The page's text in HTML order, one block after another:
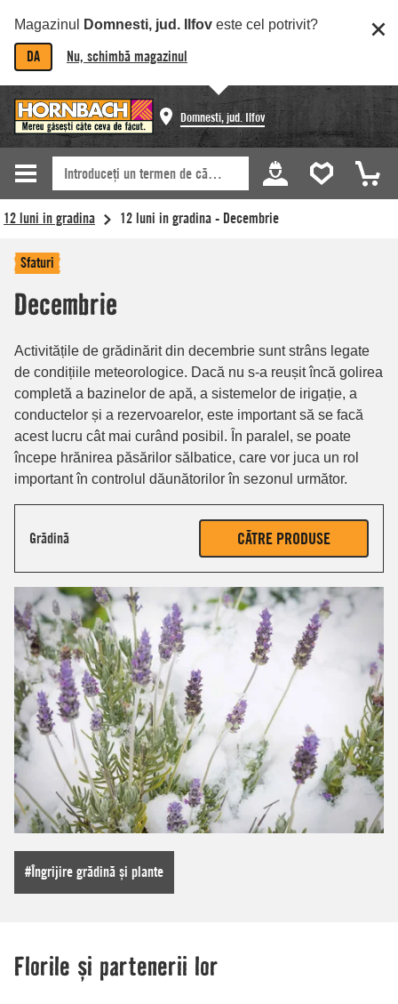
Magazinul Domnesti, jud. Ilfov este cel potrivit?
DA Nu, schimbă magazinul
Domnesti, jud. Ilfov